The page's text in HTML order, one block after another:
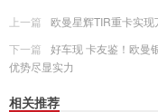
上一篇
欧曼星辉TIR重卡实
下一篇
好车现 卡友鉴！欧曼
优势尽显实力
相关推荐